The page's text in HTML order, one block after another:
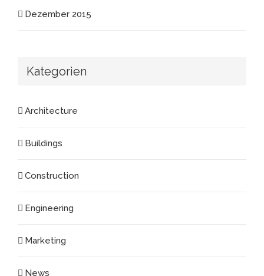
Dezember 2015
Kategorien
Architecture
Buildings
Construction
Engineering
Marketing
News